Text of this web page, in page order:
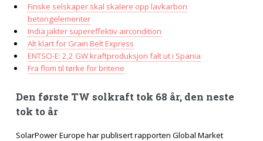
Finske selskaper skal skalere opp lavkarbon
betongelementer
India jakter supereffektiv aircondition
Alt klart for Grain Belt Express
ENTSO-E: 2,2 GW kraftproduksjon falt ut i Spania
Fra flom til tørke for britene
Den første TW solkraft tok 68 år, den neste
tok to år
SolarPower Europe har publisert rapporten Global Market